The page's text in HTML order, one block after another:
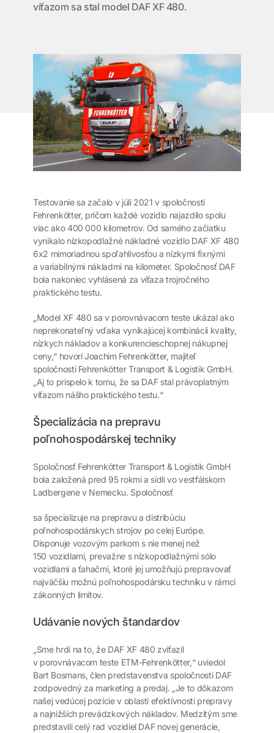
víťazom sa stal model DAF XF 480.
Testovanie sa začalo v júli 2021 v spoločnosti
Fehrenkötter, pričom každé vozidlo najazdilo spolu
viac ako 400 000 kilometrov. Od samého začiatku
vynikalo nízkopodlažné nákladné vozidlo DAF XF 480
6x2 mimoriadnou spoľahlivosťou a nízkymi fixnými
a variabilnými nákladmi na kilometer. Spoločnosť DAF
bola nakoniec vyhlásená za víťaza trojročného
praktického testu.
„Model XF 480 sa v porovnávacom teste ukázal ako
neprekonateľný vďaka vynikajúcej kombinácii kvality,
nízkych nákladov a konkurencieschopnej nákupnej
ceny,“ hovorí Joachim Fehrenkötter, majiteľ
spoločnosti Fehrenkötter Transport & Logistik GmbH.
„Aj to prispelo k tomu, že sa DAF stal právoplatným
víťazom nášho praktického testu.“
Špecializácia na prepravu
poľnohospodárskej techniky
Spoločnosť Fehrenkötter Transport & Logistik GmbH
bola založená pred 95 rokmi a sídli vo vestfálskom
Ladbergene v Nemecku. Spoločnosť
sa špecializuje na prepravu a distribúciu
poľnohospodárskych strojov po celej Európe.
Disponuje vozovým parkom s nie menej než
150 vozidlami, prevažne s nízkopodlažnými sólo
vozidlami a ťahačmi, ktoré jej umožňujú prepravovať
najväčšiu možnú poľnohospodársku techniku v rámci
zákonných limitov.
Udávanie nových štandardov
„Sme hrdí na to, že DAF XF 480 zvíťazil
v porovnávacom teste ETM-Fehrenkötter,“ uviedol
Bart Bosmans, člen predstavenstva spoločnosti DAF
zodpovedný za marketing a predaj. „Je to dôkazom
našej vedúcej pozície v oblasti efektívnosti prepravy
a najnižších prevádzkových nákladov. Medzitým sme
predstavili celý rad vozidiel DAF novej generácie,